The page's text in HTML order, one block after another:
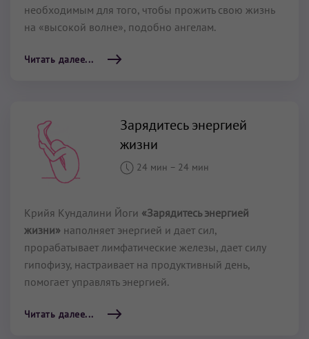
необходимым для того, чтобы прожить свою жизнь
на «высокой волне», подобно ангелам.
Читать далее...
Зарядитесь энергией
жизни
24 мин – 24 мин
Крийя Кундалини Йоги «Зарядитесь энергией
жизни» наполняет энергией и дает сил,
прорабатывает лимфатические железы, дает силу
гипофизу, настраивает на продуктивный день,
помогает управлять энергией.
Читать далее...